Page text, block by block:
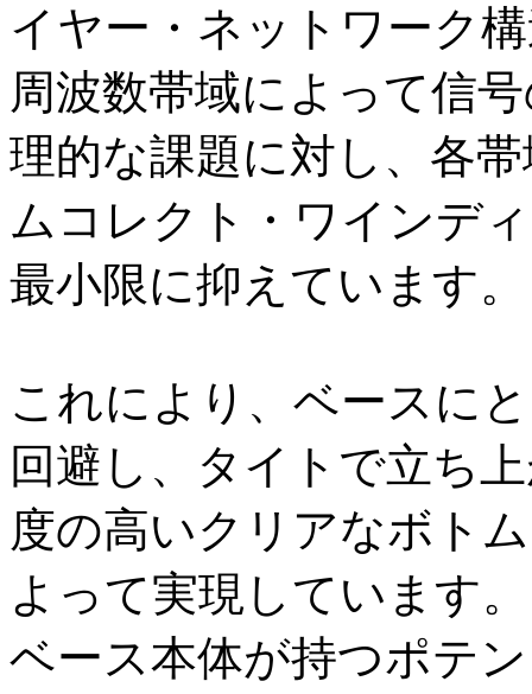
イヤー・ネットワーク
周波数帯域によって信
理的な課題に対し、各
ムコレクト・ワインデ
最小限に抑えています。
これにより、ベースに
回避し、タイトで立ち
度の高いクリアなボト
よって実現しています。
ベース本体が持つポテ